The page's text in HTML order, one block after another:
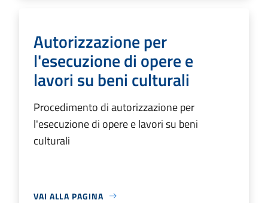
Autorizzazione per
l'esecuzione di opere e
lavori su beni culturali
Procedimento di autorizzazione per
l'esecuzione di opere e lavori su beni
culturali
VAI ALLA PAGINA